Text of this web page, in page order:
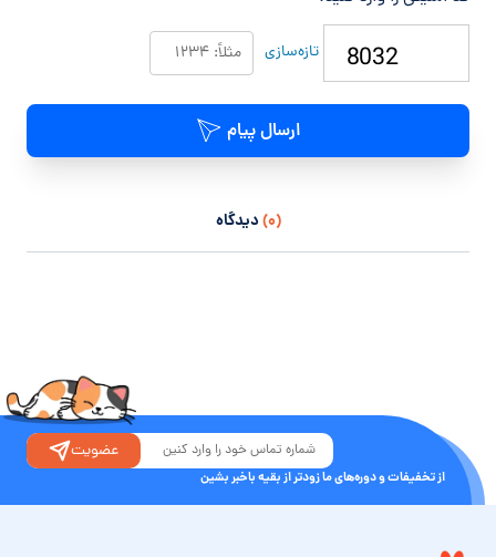
تازه‌سازی
ارسال پیام
(۰) دیدگاه
از تخفیفات و دوره‌های ما زودتر از بقیه باخبر بشین
عضویت